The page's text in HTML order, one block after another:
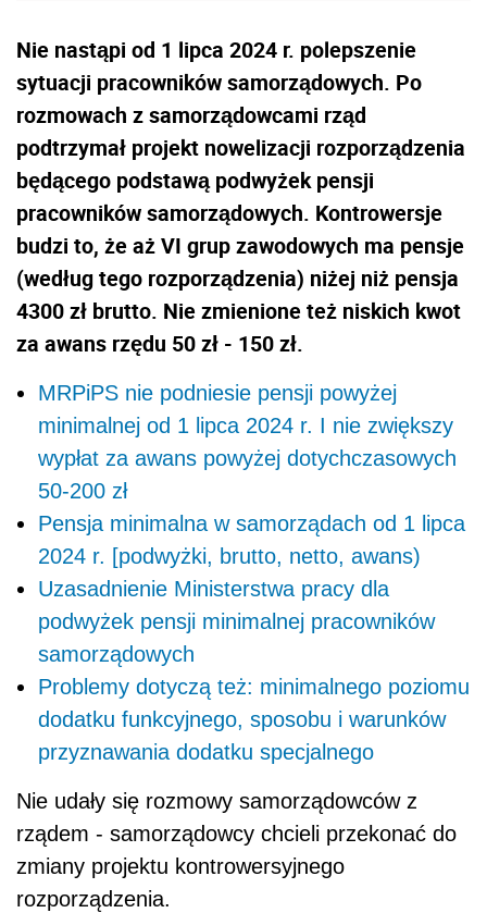
Nie nastąpi od 1 lipca 2024 r. polepszenie
sytuacji pracowników samorządowych. Po
rozmowach z samorządowcami rząd
podtrzymał projekt nowelizacji rozporządzenia
będącego podstawą podwyżek pensji
pracowników samorządowych. Kontrowersje
budzi to, że aż VI grup zawodowych ma pensje
(według tego rozporządzenia) niżej niż pensja
4300 zł brutto. Nie zmienione też niskich kwot
za awans rzędu 50 zł - 150 zł.
MRPiPS nie podniesie pensji powyżej
minimalnej od 1 lipca 2024 r. I nie zwiększy
wypłat za awans powyżej dotychczasowych
50-200 zł
Pensja minimalna w samorządach od 1 lipca
2024 r. [podwyżki, brutto, netto, awans)
Uzasadnienie Ministerstwa pracy dla
podwyżek pensji minimalnej pracowników
samorządowych
Problemy dotyczą też: minimalnego poziomu
dodatku funkcyjnego, sposobu i warunków
przyznawania dodatku specjalnego
Nie udały się rozmowy samorządowców z
rządem - samorządowcy chcieli przekonać do
zmiany projektu kontrowersyjnego
rozporządzenia.